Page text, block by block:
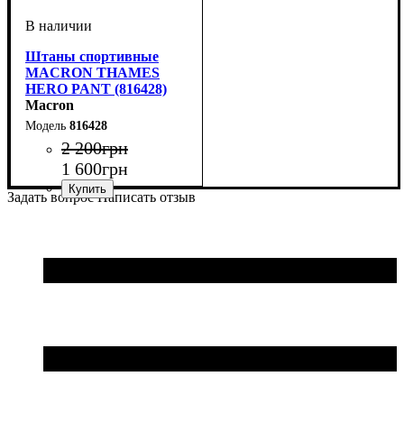
Штаны спортивные
MACRON THAMES
HERO PANT (816428)
Macron
816428
2 200грн
1 600грн
Пол : Детское, Унисекс
Производитель: Macron
Цвет: Антрацит
Задать вопрос Написать отзыв